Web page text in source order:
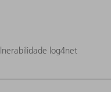
log4net